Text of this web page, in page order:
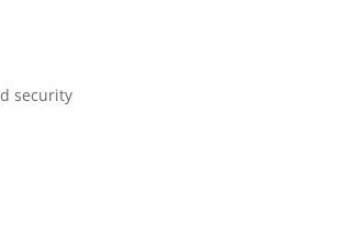
security